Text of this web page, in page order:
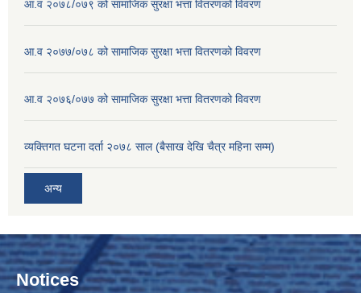
आ.व २०७८/०७९ को सामाजिक सुरक्षा भत्ता वितरणको विवरण
आ.व २०७७/०७८ को सामाजिक सुरक्षा भत्ता वितरणको विवरण
आ.व २०७६/०७७ को सामाजिक सुरक्षा भत्ता वितरणको विवरण
व्यक्तिगत घटना दर्ता २०७८ साल (बैसाख देखि चैत्र महिना सम्म)
अन्य
Notices